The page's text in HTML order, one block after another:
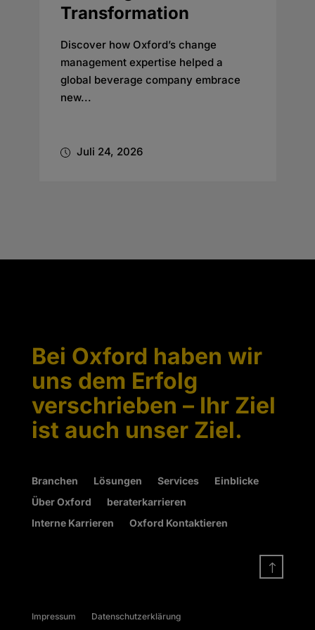
how Oxford’s change
expertise helped a
beverage company embrace
EcoVadis score
Bei Oxford haben wir
uns dem Erfolg
verschrieben – Ihr Ziel
ist auch unser Ziel.
Branchen Lösungen Services
Einblicke
Über Oxford
beraterkarrieren
Interne Karrieren
Oxford Kontaktieren
!
Impressum Datenschutzerklärung